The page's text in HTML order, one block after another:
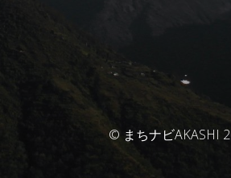
© まちナビAKASHI